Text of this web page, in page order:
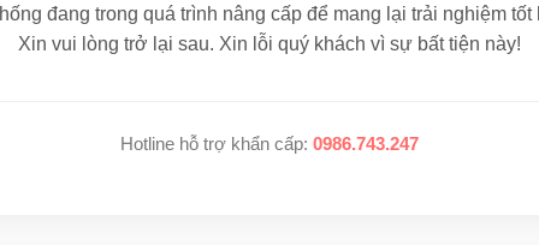
đang trong quá trình nâng cấp để mang lại trải nghiệm tốt
Xin vui lòng trở lại sau. Xin lỗi quý khách vì sự bất tiện này!
Hotline hỗ trợ khẩn cấp: 0986.743.247